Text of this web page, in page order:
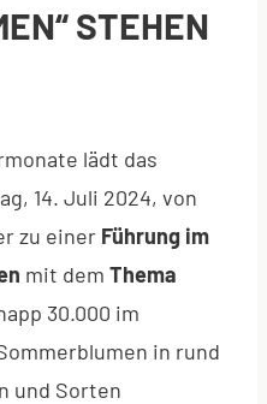
STEHEN
lädt das
14. Juli 2024, von
zu einer Führung im
mit dem Thema
30.000 im
in rund
und Sorten